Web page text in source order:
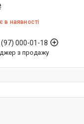
в наявності
(97) 000-01-18
з продажу